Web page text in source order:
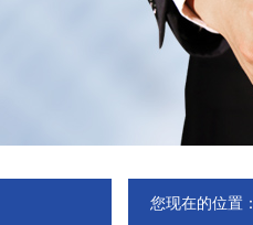
您现在的位置：